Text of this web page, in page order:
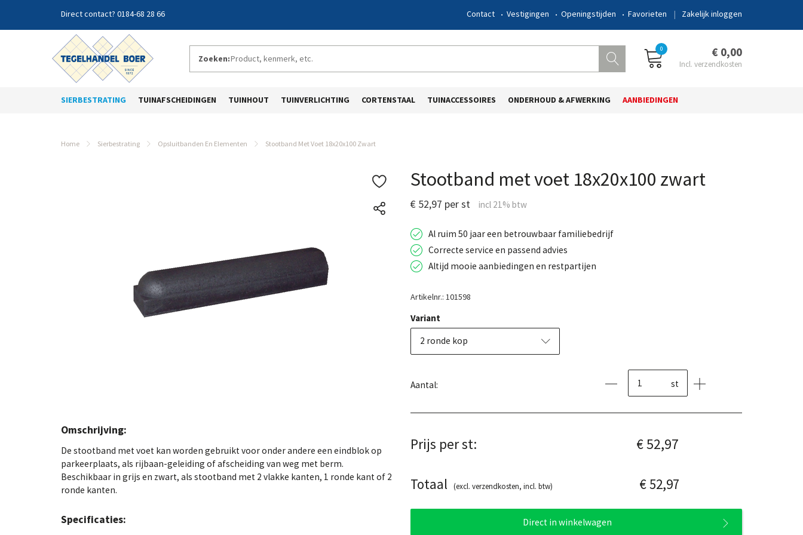
0184-68 28 66 Zakelijk inloggen
Contact Vestigingen Openingstijden Favorieten
Zoeken:
0 € 0,00
SIERBESTRATING TUINAFSCHEIDINGEN TUINHOUT TUINVERLICHTING CORTENSTAAL TUINACCESSOIRES ONDERHOUD & AFWERKING AANBIEDINGEN
Home Sierbestrating Opsluitbanden En Elementen Stootband Met Voet 18x20x100 Zwart
Omschrijving:
De stootband met voet kan worden gebruikt voor onder andere een eindblok op
parkeerplaats, als rijbaan-geleiding of afscheiding van weg met berm.
Beschikbaar in grijs en zwart, als stootband met 2 vlakke kanten, 1 ronde kant of 2
ronde kanten.
Specificaties:
Stootband met voet 18x20x100 zwart
€ 52,97 per st
Al ruim 50 jaar een betrouwbaar familiebedrijf
Correcte service en passend advies
Altijd mooie aanbiedingen en restpartijen
Artikelnr.: 101598
Variant
2 ronde kop
Aantal: st
Prijs per st: € 52,97
Totaal (excl. verzendkosten, incl. btw) € 52,97
Direct in winkelwagen